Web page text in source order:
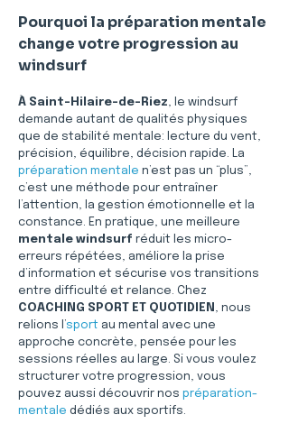
Pourquoi la préparation mentale
change votre progression au
windsurf
À Saint-Hilaire-de-Riez, le windsurf
demande autant de qualités physiques
que de stabilité mentale: lecture du vent,
précision, équilibre, décision rapide. La
préparation mentale n’est pas un “plus”,
c’est une méthode pour entraîner
l’attention, la gestion émotionnelle et la
constance. En pratique, une meilleure
mentale windsurf réduit les micro-
erreurs répétées, améliore la prise
d’information et sécurise vos transitions
entre difficulté et relance. Chez
COACHING SPORT ET QUOTIDIEN , nous
relions l’sport au mental avec une
approche concrète, pensée pour les
sessions réelles au large. Si vous voulez
structurer votre progression, vous
pouvez aussi découvrir nos préparation-
mentale dédiés aux sportifs.